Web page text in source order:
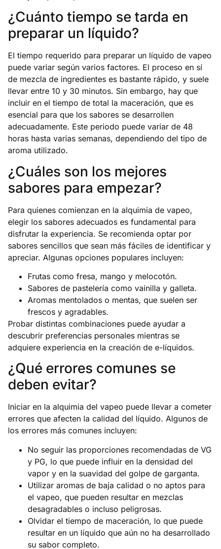
¿Cuánto tiempo se tarda en
preparar un líquido?
El tiempo requerido para preparar un líquido de vapeo
puede variar según varios factores. El proceso en sí
de mezcla de ingredientes es bastante rápido, y suele
llevar entre 10 y 30 minutos. Sin embargo, hay que
incluir en el tiempo de total la maceración, que es
esencial para que los sabores se desarrollen
adecuadamente. Este periodo puede variar de 48
horas hasta varias semanas, dependiendo del tipo de
aroma utilizado.
¿Cuáles son los mejores
sabores para empezar?
Para quienes comienzan en la alquimia de vapeo,
elegir los sabores adecuados es fundamental para
disfrutar la experiencia. Se recomienda optar por
sabores sencillos que sean más fáciles de identificar y
apreciar. Algunas opciones populares incluyen:
Frutas como fresa, mango y melocotón.
Sabores de pastelería como vainilla y galleta.
Aromas mentolados o mentas, que suelen ser
frescos y agradables.
Probar distintas combinaciones puede ayudar a
descubrir preferencias personales mientras se
adquiere experiencia en la creación de e-líquidos.
¿Qué errores comunes se
deben evitar?
Iniciar en la alquimia del vapeo puede llevar a cometer
errores que afecten la calidad del líquido. Algunos de
los errores más comunes incluyen:
No seguir las proporciones recomendadas de VG
y PG, lo que puede influir en la densidad del
vapor y en la suavidad del golpe de garganta.
Utilizar aromas de baja calidad o no aptos para
el vapeo, que pueden resultar en mezclas
desagradables o incluso peligrosas.
Olvidar el tiempo de maceración, lo que puede
resultar en un líquido que aún no ha desarrollado
su sabor completo.